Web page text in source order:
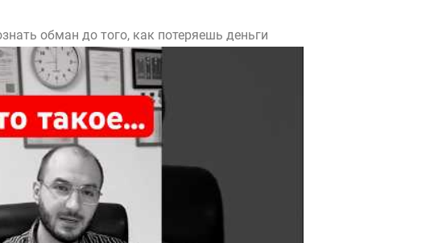
обман до того, как потеряешь деньги